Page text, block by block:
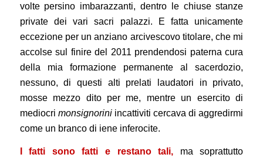
volte persino imbarazzanti, dentro le chiuse stanze
private dei vari sacri palazzi. E fatta unicamente
eccezione per un anziano arcivescovo titolare, che mi
accolse sul finire del 2011 prendendosi paterna cura
della mia formazione permanente al sacerdozio,
nessuno, di questi alti prelati laudatori in privato,
mosse mezzo dito per me, mentre un esercito di
mediocri monsignoriniincattiviti cercava di aggredirmi
come un branco di iene inferocite.
I fatti sono fatti e restano tali, ma soprattutto